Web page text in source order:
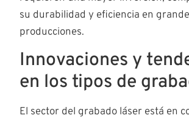
su durabilidad y eficiencia en
producciones.
Innovaciones y
en los tipos de
El sector del grabado láser está en